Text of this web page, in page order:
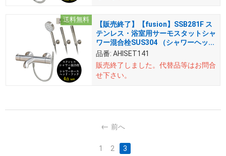
送料無料
【販売終了】【fusion】SSB281F ス
テンレス・浴室用サーモスタットシャ
ワー混合栓SUS304 （シャワーヘッ...
品番: AHISET141
販売終了しました。 代替品等はお問合
せ下さい。
前へ
1 2 3